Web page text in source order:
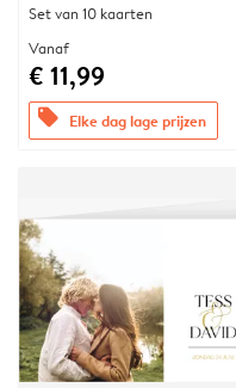
Set van 10 kaarten
Vanaf
€ 11,99
offers Elke dag lage prijzen